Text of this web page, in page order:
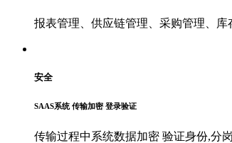
报表管理、供应链管理、采购管理、
安全
SAAS系统 传输加密 登录验证
传输过程中系统数据加密 验证身份,分